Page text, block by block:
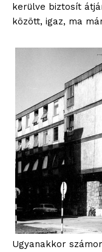
kerülve biztosít
között, igaz, ma
Ugyanakkor